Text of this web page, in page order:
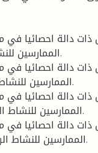
الممارسين
الممارسين
الممارسين للنشاط
الممارسين للنشاط